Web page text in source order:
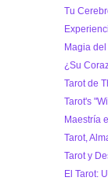
Tu
Magia
¿Su
Tarot de
Tarot's
Maestría
Tarot,
Tarot y
El Tarot: